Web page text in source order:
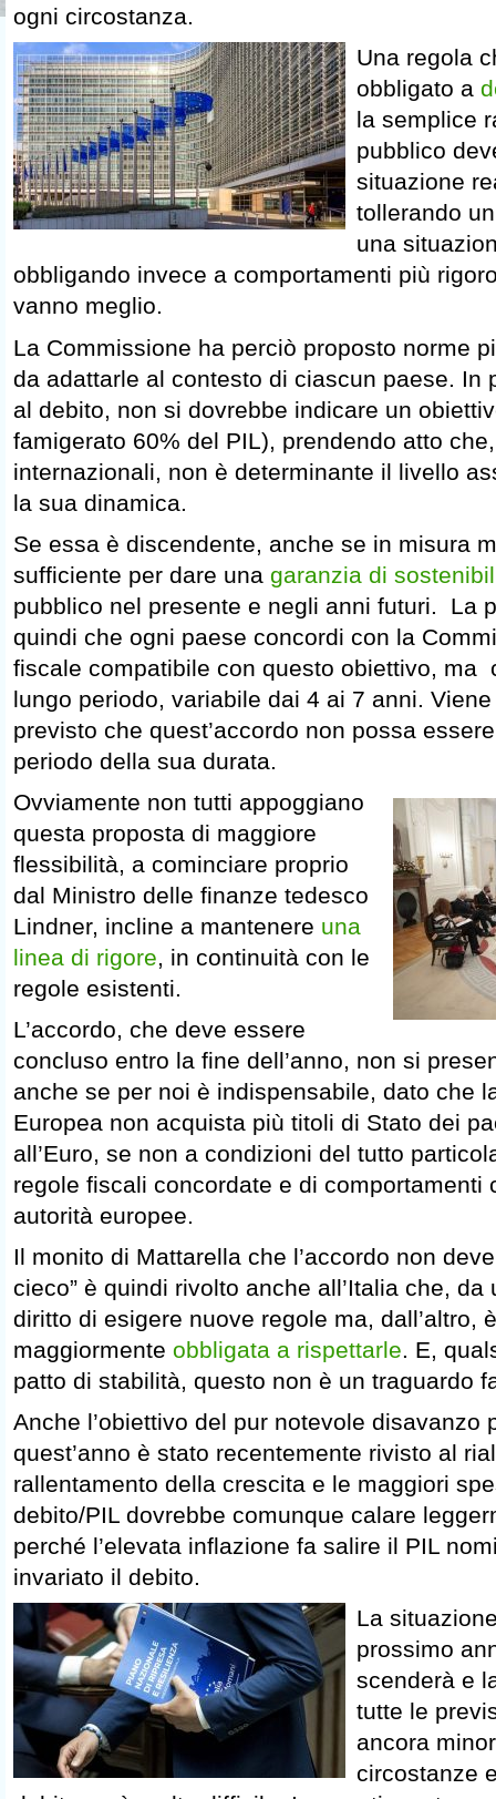
ogni circostanza.
Una regola
obbligato a
la semplice
pubblico
situazione
tollerando
una
obbligando invece a comportamenti più
vanno meglio.
La Commissione ha perciò proposto norme
da adattarle al contesto di ciascun paese. In
al debito, non si dovrebbe indicare un
famigerato 60% del PIL), prendendo atto
internazionali, non è determinante il livello
la sua dinamica.
Se essa è discendente, anche se in misura
sufficiente per dare una garanzia di
pubblico nel presente e negli anni futuri. La
quindi che ogni paese concordi con la
fiscale compatibile con questo obiettivo, ma
lungo periodo, variabile dai 4 ai 7 anni.
previsto che quest’accordo non possa
periodo della sua durata.
Ovviamente non tutti appoggiano
questa proposta di maggiore
flessibilità, a cominciare proprio
dal Ministro delle finanze tedesco
Lindner, incline a mantenere una
linea di rigore, in continuità con le
regole esistenti.
L’accordo, che deve essere
concluso entro la fine dell’anno, non si
anche se per noi è indispensabile, dato che
Europea non acquista più titoli di Stato dei
all’Euro, se non a condizioni del tutto
regole fiscali concordate e di comportamenti
autorità europee.
Il monito di Mattarella che l’accordo non
cieco” è quindi rivolto anche all’Italia che,
diritto di esigere nuove regole ma, dall’altro,
maggiormente obbligata a rispettarle. E,
patto di stabilità, questo non è un traguardo
Anche l’obiettivo del pur notevole disavanzo
quest’anno è stato recentemente rivisto al
rallentamento della crescita e le maggiori
debito/PIL dovrebbe comunque calare
perché l’elevata inflazione fa salire il PIL
invariato il debito.
La
prossimo
scenderà e
tutte le
ancora
circostanze